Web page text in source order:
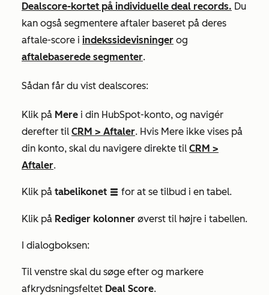
Dealscore-kortet på individuelle deal records. Du
kan også segmentere aftaler baseret på deres
aftale-score i indekssidevisninger og
aftalebaserede segmenter.
Sådan får du vist dealscores:
Klik på Mere i din HubSpot-konto, og navigér
derefter til CRM > Aftaler. Hvis Mere ikke vises på
din konto, skal du navigere direkte til CRM >
Aftaler.
Klik på tabelikonet listView for at se tilbud i en tabel.
Klik på Rediger kolonner øverst til højre i tabellen.
I dialogboksen:
Til venstre skal du søge efter og markere
afkrydsningsfeltet Deal Score.